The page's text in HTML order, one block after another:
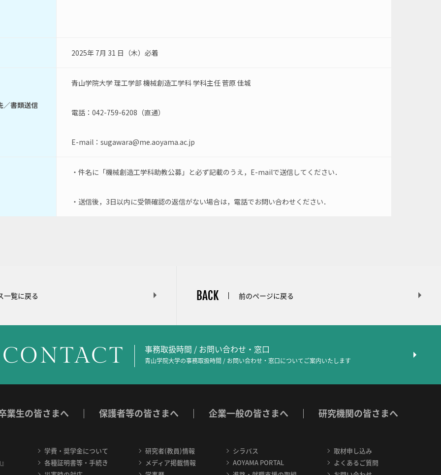
2025年 7月 31 日（木）必着
／書類送信
青山学院大学 理工学部 機械創造工学科 学科主任 菅原 佳城
電話：042-759-6208（直通）
E-mail：sugawara@me.aoyama.ac.jp
・件名に「機械創造工学科助教公募」と必ず記載のうえ，E-mailで送信してください．
・送信後，3日以内に受領確認の返信がない場合は，電話でお問い合わせください．
一覧に戻る BACK 前のページに戻る
CONTACT 事務取扱時間 / お問い合わせ・窓口
青山学院大学の事務取扱時間 / お問い合わせ・窓口についてご案内いたします
業生の皆さまへ 保護者等の皆さまへ 企業一般の皆さまへ 研究機関の皆さまへ
学費・奨学金について
各種証明書等・手続き
研究者(教員)情報
メディア掲載情報
シラバス
AOYAMA PORTAL
取材申し込み
よくあるご質問